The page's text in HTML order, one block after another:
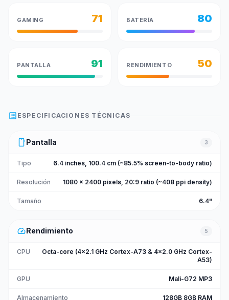
GAMING 71 BATERÍA 80
PANTALLA 91 RENDIMIENTO 50
list_alt ESPECIFICACIONES TÉCNICAS
smartphone Pantalla 3
Tipo 6.4 inches, 100.4 cm (~85.5% screen-to-body ratio)
Resolución 1080 x 2400 pixels, 20:9 ratio (~408 ppi density)
Tamaño 6.4"
speedRendimiento 5
CPU
Octa-core (4x2.1 GHz Cortex-A73 & 4x2.0 GHz Cortex-
A53)
GPU Mali-G72 MP3
Almacenamiento 128GB 8GB RAM